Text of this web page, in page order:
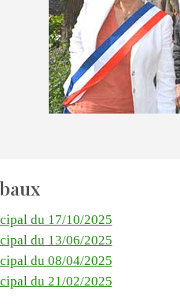
du 17/10/2025
du 13/06/2025
du 08/04/2025
du 21/02/2025